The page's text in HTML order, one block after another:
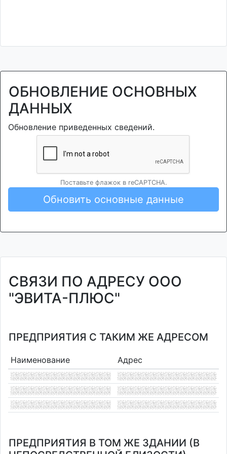
ОБНОВЛЕНИЕ ОСНОВНЫХ
ДАННЫХ
Обновление приведенных сведений.
Поставьте флажок в reCAPTCHA.
Обновить основные данные
СВЯЗИ ПО АДРЕСУ ООО
"ЭВИТА-ПЛЮС"
ПРЕДПРИЯТИЯ С ТАКИМ ЖЕ АДРЕСОМ
Наименование Адрес
ПРЕДПРИЯТИЯ В ТОМ ЖЕ ЗДАНИИ (В